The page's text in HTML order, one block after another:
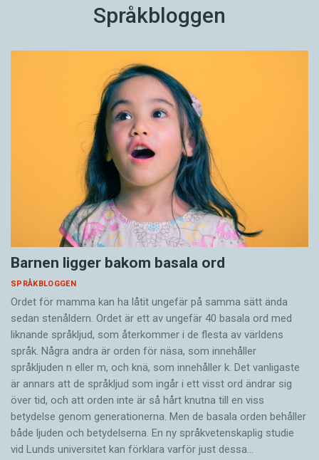
Språkbloggen
Barnen ligger bakom basala ord
SPRÅKBLOGGEN
Ordet för mamma kan ha låtit ungefär på samma sätt ända
sedan stenåldern. Ordet är ett av ungefär 40 basala ord med
liknande språkljud, som återkommer i de flesta av världens
språk. Några andra är orden för näsa, som innehåller
språkljuden n eller m, och knä, som innehåller k. Det vanligaste
är annars att de språkljud som ingår i ett visst ord ändrar sig
över tid, och att orden inte är så hårt knutna till en viss
betydelse genom generationerna. Men de basala orden behåller
både ljuden och betydelserna. En ny språkvetenskaplig studie
vid Lunds universitet kan förklara varför just dessa…